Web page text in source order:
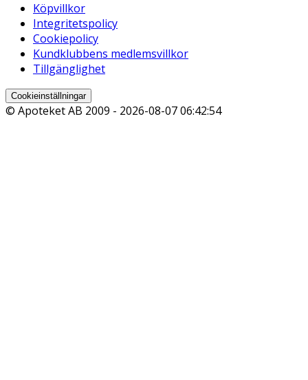
Köpvillkor
Integritetspolicy
Cookiepolicy
Kundklubbens medlemsvillkor
Tillgänglighet
Cookieinställningar
© Apoteket AB 2009 - 2026-08-07 06:42:54